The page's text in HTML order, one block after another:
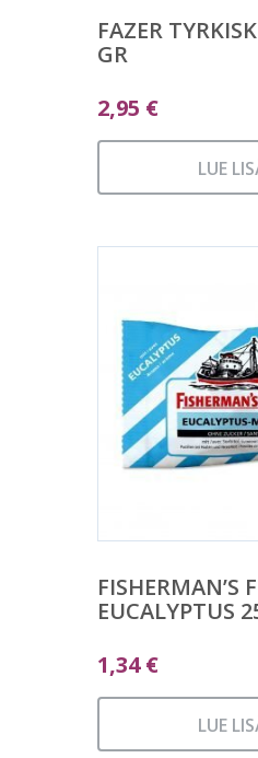
FAZER
GR
2,95 €
LUE
FISHERMAN’S
EUCALYPTUS
1,34€
LUE